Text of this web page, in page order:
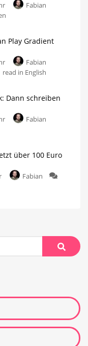
Fabian
Play Gradient
Fabian
read in English
Dann schreiben
Fabian
über 100 Euro
Fabian